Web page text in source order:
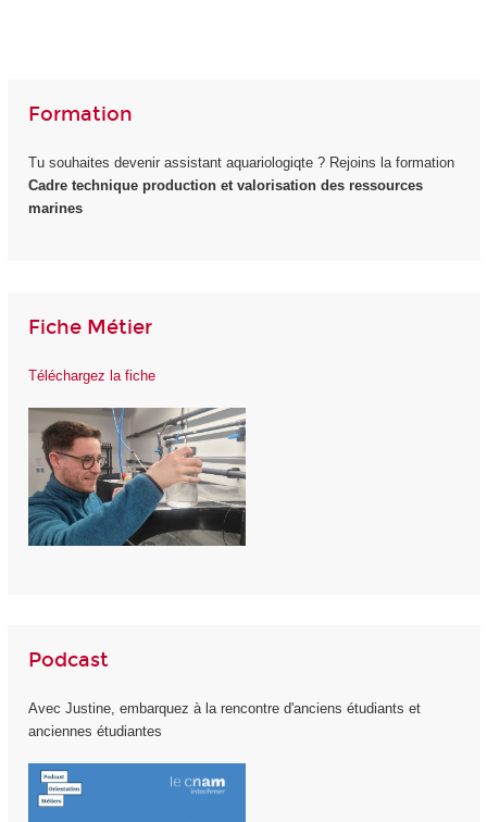
Formation
Tu souhaites devenir assistant aquariologiqte ? Rejoins la formation
Cadre technique production et valorisation des ressources
marines
Fiche Métier
Téléchargez la fiche
Podcast
Avec Justine, embarquez à la rencontre d'anciens étudiants et
anciennes étudiantes